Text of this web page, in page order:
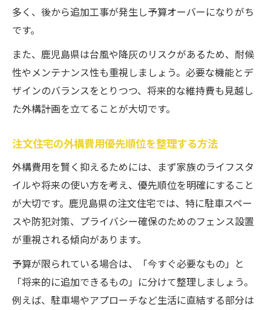
多く、後から追加工事が発生し予算オーバーになりがち
です。
また、鹿児島県は台風や降灰のリスクがあるため、耐候
性やメンテナンス性も重視しましょう。必要な機能とデ
ザインのバランスをとりつつ、将来的な維持費も見越し
た外構計画を立てることが大切です。
注文住宅の外構費用優先順位を整理する方法
外構費用を賢く抑えるためには、まず家族のライフスタ
イルや将来の使い方を考え、優先順位を明確にすること
が大切です。鹿児島県の注文住宅では、特に駐車スペー
スや防犯対策、プライバシー確保のためのフェンス設置
が重視される傾向があります。
予算が限られている場合は、「今すぐ必要なもの」と
「将来的に追加できるもの」に分けて整理しましょう。
例えば、駐車場やアプローチなど生活に直結する部分は